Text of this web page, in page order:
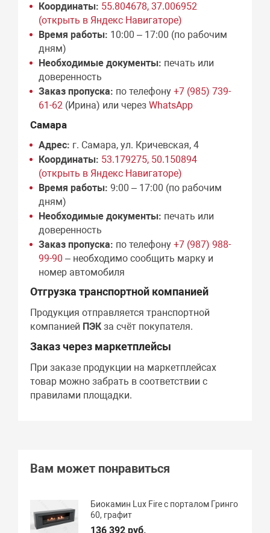
Координаты: 55.804678, 37.006952
(открыть в Яндекс Навигаторе)
Время работы: 10:00 – 17:00 (по рабочим
дням)
Необходимые документы: печать или
доверенность
Заказ пропуска: по телефону+7 (985) 739-
61-62 (Ирина) или черезWhatsApp
Самара
Адрес: г. Самара, ул. Кричевская, 4
Координаты: 53.179275, 50.150894
(открыть в Яндекс Навигаторе)
Время работы: 9:00 – 17:00 (по рабочим
дням)
Необходимые документы: печать или
доверенность
Заказ пропуска: по телефону+7 (987) 988-
99-90 – необходимо сообщить марку и
номер автомобиля
Отгрузка транспортной компанией
Продукция отправляется транспортной
компанией ПЭКза счёт покупателя.
Заказ через маркетплейсы
При заказе продукции на маркетплейсах
товар можно забрать в соответствии с
правилами площадки.
Вам может понравиться
Биокамин Lux Fire с порталом Гринго
60, графит
136 392 руб.